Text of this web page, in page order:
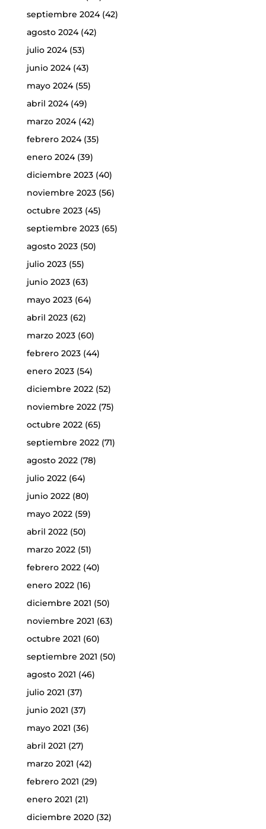
septiembre 2024(42)
agosto 2024(42)
julio 2024(53)
junio 2024(43)
mayo 2024(55)
abril 2024(49)
marzo 2024(42)
febrero 2024(35)
enero 2024(39)
diciembre 2023(40)
noviembre 2023(56)
octubre 2023(45)
septiembre 2023(65)
agosto 2023(50)
julio 2023(55)
junio 2023(63)
mayo 2023(64)
abril 2023(62)
marzo 2023(60)
febrero 2023(44)
enero 2023(54)
diciembre 2022(52)
noviembre 2022(75)
octubre 2022(65)
septiembre 2022(71)
agosto 2022(78)
julio 2022(64)
junio 2022(80)
mayo 2022(59)
abril 2022(50)
marzo 2022(51)
febrero 2022(40)
enero 2022(16)
diciembre 2021 (50)
noviembre 2021 (63)
octubre 2021 (60)
septiembre 2021 (50)
agosto 2021 (46)
julio 2021 (37)
junio 2021 (37)
mayo 2021 (36)
abril 2021 (27)
marzo 2021 (42)
febrero 2021 (29)
enero 2021 (21)
diciembre 2020(32)